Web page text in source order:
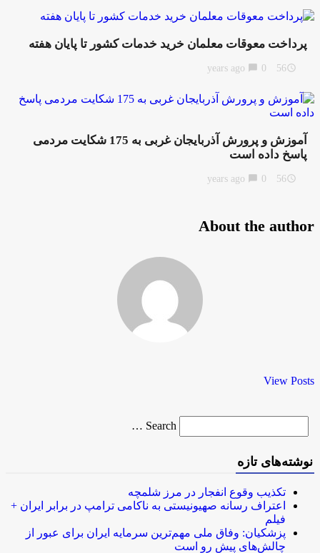
پرداخت معوقات معلمان خرید خدمات کشور تا پایان هفته
access_time
56 years ago
chat_bubble
آموزش و پرورش آذربایجان غربی به 175 شکایت مردمی
پاسخ داده است
access_time
56 years ago
chat_bubble
About the author
View Posts
for
Search …
نوشته‌های تازه
تکذیب وقوع انفجار در مرز شلمچه
اعتراف رسانه صهیونیستی به ناکامی ترامپ در برابر ایران +
فیلم
پزشکیان: وفاق ملی مهم‌ترین سرمایه ایران برای عبور از
چالش‌های پیش رو است